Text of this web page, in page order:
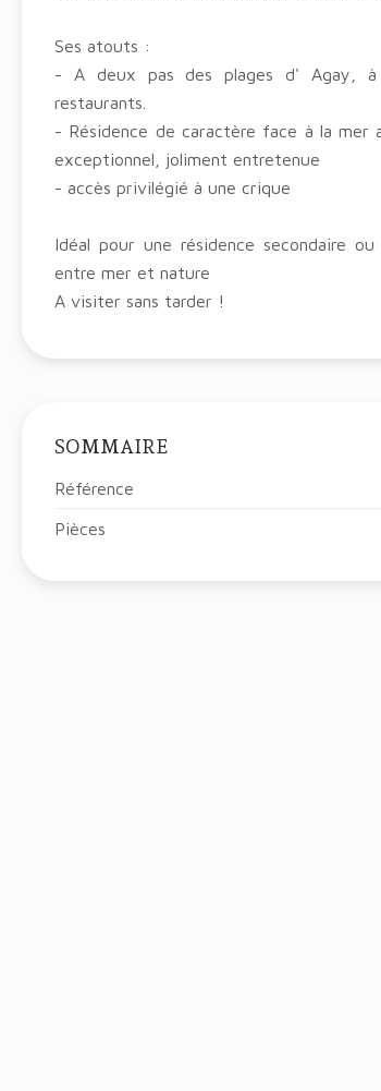
Ses atouts :
- A deux pas des plages d' Agay, à
restaurants.
- Résidence de caractère face à la mer
exceptionnel, joliment entretenue
- accès privilégié à une crique
Idéal pour une résidence secondaire
entre mer et nature
A visiter sans tarder !
SOMMAIRE
Référence
Pièces